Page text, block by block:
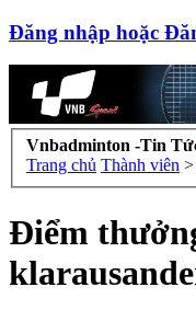
Đăng nhập hoặc
Vnbadminton -Tin
Trang chủ Thành viên >
Điểm